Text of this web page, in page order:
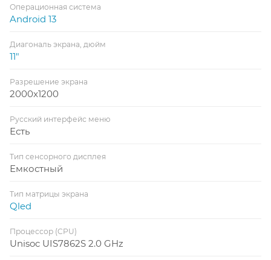
Операционная система
Android 13
Диагональ экрана, дюйм
11"
Разрешение экрана
2000x1200
Русский интерфейс меню
Есть
Тип сенсорного дисплея
Емкостный
Тип матрицы экрана
Qled
Процессор (CPU)
Unisoc UIS7862S 2.0 GHz